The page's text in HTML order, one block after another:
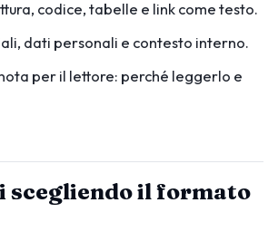
codice, tabelle e link come testo.
dati personali e contesto interno.
per il lettore: perché leggerlo e
scegliendo il formato